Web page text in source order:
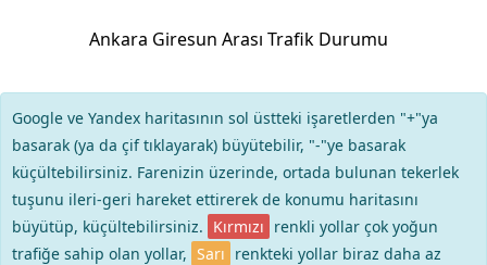
Ankara Giresun Arası Trafik Durumu
Google ve Yandex haritasının sol üstteki işaretlerden "+"ya
basarak (ya da çif tıklayarak) büyütebilir, "-"ye basarak
küçültebilirsiniz. Farenizin üzerinde, ortada bulunan tekerlek
tuşunu ileri-geri hareket ettirerek de konumu haritasını
büyütüp, küçültebilirsiniz. Kırmızı renkli yollar çok yoğun
trafiğe sahip olan yollar, Sarı renkteki yollar biraz daha az